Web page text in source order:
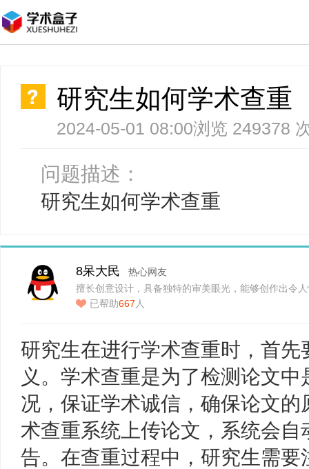
研究生如何学术查重
2024-05-01 08:00浏览 249378
问题描述：
研究生如何学术查重
8呆大民
热心网友
擅长创意设计，具备独特的审美眼光，能够创作出令
已帮助667 人
研究生在进行学术查重时，首
义。学术查重是为了检测论文
况，保证学术诚信，确保论文
术查重系统上传论文，系统会
告。在查重过程中，研究生需